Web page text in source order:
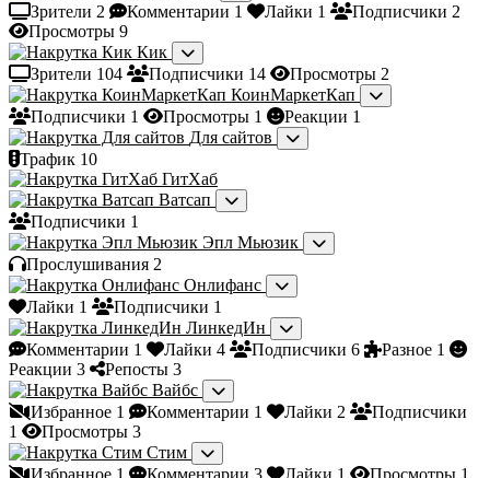
Зрители 2 Комментарии 1 Лайки 1 Подписчики 2
Просмотры 9
Кик
Зрители 104 Подписчики 14 Просмотры 2
КоинМаркетКап
Подписчики 1 Просмотры 1 Реакции 1
Для сайтов
Трафик 10
ГитХаб
Ватсап
Подписчики 1
Эпл Мьюзик
Прослушивания 2
Онлифанс
Лайки 1 Подписчики 1
ЛинкедИн
Комментарии 1 Лайки 4 Подписчики 6 Разное 1
Реакции 3 Репосты 3
Вайбс
Избранное 1 Комментарии 1 Лайки 2
Подписчики
1
Просмотры 3
Стим
Избранное 1 Комментарии 3 Лайки 1 Просмотры 1